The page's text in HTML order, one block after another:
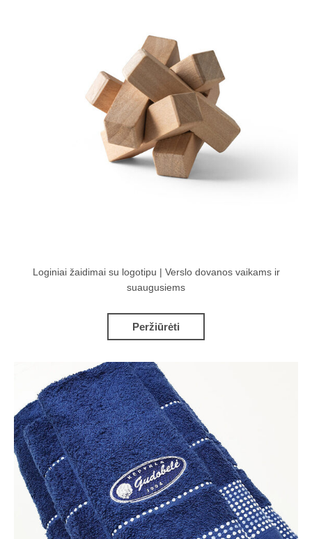
Loginiai žaidimai su logotipu | Verslo dovanos vaikams ir
suaugusiems
Peržiūrėti